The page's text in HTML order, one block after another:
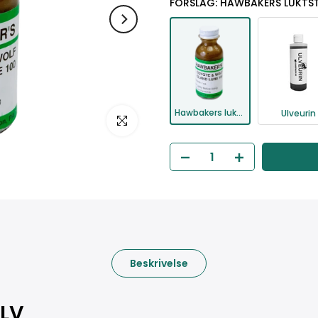
Klikk for å forstørre
FORSLAG: HAWBAKERS
Hawbakers luktstoff til ULV Ulveurin
Beskrivelse